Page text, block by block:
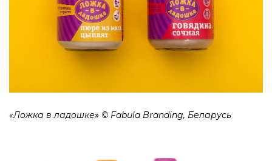
«Ложка в ладошке» © Fabula Branding, Беларусь